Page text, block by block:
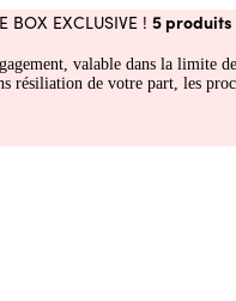
BOX EXCLUSIVE ! 5
valable dans la limite
de votre part, les